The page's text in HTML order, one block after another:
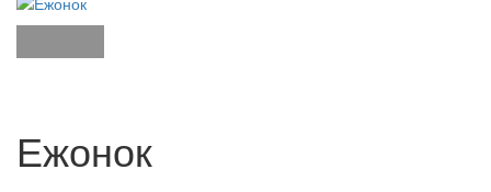
Ежонок